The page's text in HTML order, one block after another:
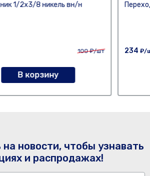
1/2х3/8 никель вн/н
100₽/шт
В корзину
234 ₽/
новости, чтобы узнавать
и распродажах!